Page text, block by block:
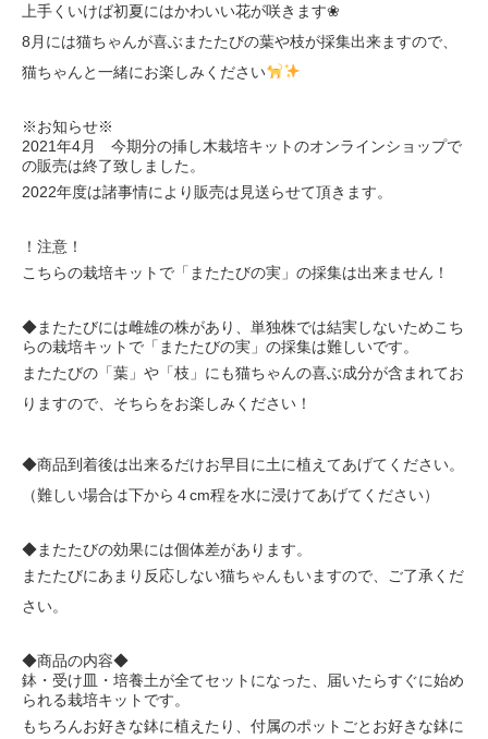
上手くいけば初夏にはかわいい花が咲きます❀
8月には猫ちゃんが喜ぶまたたびの葉や枝が採集出来ますので、
猫ちゃんと一緒にお楽しみください
※お知らせ※
2021年4月 今期分の挿し木栽培キットのオンラインショップで
の販売は終了致しました。
2022年度は諸事情により販売は見送らせて頂きます。
！注意！
こちらの栽培キットで「またたびの実」の採集は出来ません！
◆またたびには雌雄の株があり、単独株では結実しないためこち
らの栽培キットで「またたびの実」の採集は難しいです。
またたびの「葉」や「枝」にも猫ちゃんの喜ぶ成分が含まれてお
りますので、そちらをお楽しみください！
◆商品到着後は出来るだけお早目に土に植えてあげてください。
（難しい場合は下から４cm程を水に浸けてあげてください）
◆またたびの効果には個体差があります。
またたびにあまり反応しない猫ちゃんもいますので、ご了承くだ
さい。
◆商品の内容◆
鉢・受け皿・培養土が全てセットになった、届いたらすぐに始め
られる栽培キットです。
もちろんお好きな鉢に植えたり、 付属のポットごとお好きな鉢に